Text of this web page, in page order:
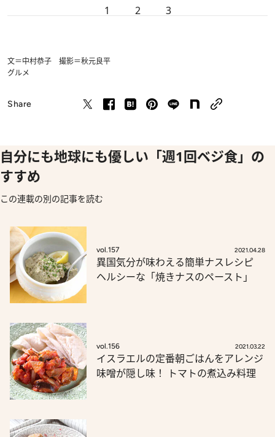
1 2 3
文＝中村恭子 撮影＝秋元良平
グルメ
Share
自分にも地球にも優しい「週1回ベジ食」の
すすめ
この連載の別の記事を読む
vol.157 2021.04.28
異国気分が味わえる簡単ナスレシピ
ヘルシーな「焼きナスのペースト」
vol.156 2021.03.22
イスラエルの定番朝ごはんをアレンジ
味噌が隠し味！ トマトの煮込み料理